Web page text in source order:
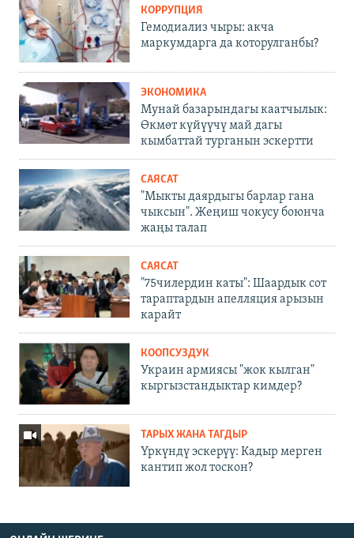
КОРРУПЦИЯ
Гемодиализ чыры: акча
маркумдарга да которулганбы?
ЭКОНОМИКА
Мунай базарындагы каатчылык:
Өкмөт күйүүчү май дагы
кымбаттай турганын эскертти
САЯСАТ
"Мыкты даярдыгы барлар гана
чыксын". Жеңиш чокусу боюнча
жаңы талап
САЯСАТ
"75чилердин каты": Шаардык сот
тараптардын апелляция арызын
карайт
КООПСУЗДУК
Украин армиясы "жок кылган"
кыргызстандыктар кимдер?
ТАРЫХ ЖАНА ТАГДЫР
Үркүндү эскерүү: Кадыр мерген
кантип жол тоскон?